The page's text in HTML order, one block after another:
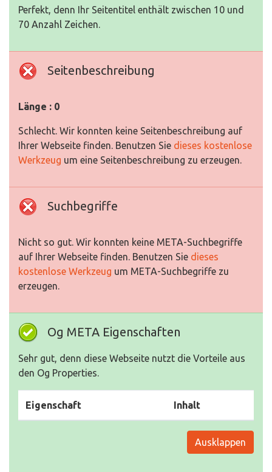
Perfekt, denn Ihr Seitentitel enthält zwischen 10 und
70 Anzahl Zeichen.
Seitenbeschreibung
Länge : 0
Schlecht. Wir konnten keine Seitenbeschreibung auf
Ihrer Webseite finden. Benutzen Sie dieses kostenlose
Werkzeug um eine Seitenbeschreibung zu erzeugen.
Suchbegriffe
Nicht so gut. Wir konnten keine META-Suchbegriffe
auf Ihrer Webseite finden. Benutzen Sie dieses
kostenlose Werkzeug um META-Suchbegriffe zu
erzeugen.
Og META Eigenschaften
Sehr gut, denn diese Webseite nutzt die Vorteile aus
den Og Properties.
Eigenschaft Inhalt
Ausklappen